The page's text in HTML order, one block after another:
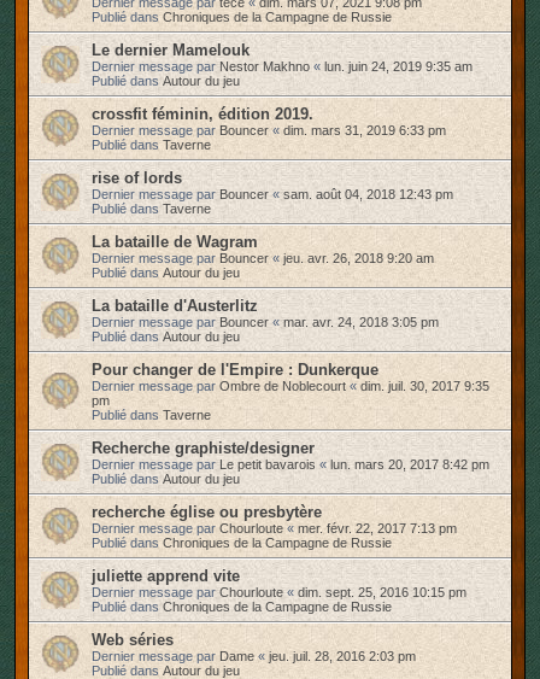
Publié dans Chroniques de la Campagne de Russie
Le dernier Mamelouk
Dernier message parNestor Makhno « lun. juin 24, 2019 9:35 am
Publié dans Autour du jeu
crossfit féminin, édition 2019.
Dernier message par Bouncer« dim. mars 31, 2019 6:33 pm
Publié dans Taverne
rise of lords
Dernier message parBouncer «sam. août 04, 2018 12:43 pm
Publié dans Taverne
La bataille de Wagram
Dernier message par Bouncer« jeu. avr. 26, 2018 9:20 am
Publié dans Autour du jeu
La bataille d'Austerlitz
Dernier message parBouncer «mar. avr. 24, 2018 3:05 pm
Publié dans Autour du jeu
Pour changer de l'Empire : Dunkerque
Dernier message par Ombre de Noblecourt « dim. juil. 30, 2017 9:35
pm
Publié dans Taverne
Recherche graphiste/designer
Dernier message parLe petit bavarois « lun. mars 20, 2017 8:42 pm
Publié dans Autour du jeu
recherche église ou presbytère
Dernier message par Chourloute « mer. févr. 22, 2017 7:13 pm
Publié dans Chroniques de la Campagne de Russie
juliette apprend vite
Dernier message parChourloute « dim. sept. 25, 2016 10:15 pm
Publié dans Chroniques de la Campagne de Russie
Web séries
Dernier message par Dame« jeu. juil. 28, 2016 2:03 pm
Publié dans Autour du jeu